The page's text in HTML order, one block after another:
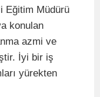
Eğitim Müdürü
konulan
azmi ve
İyi bir iş
yürekten